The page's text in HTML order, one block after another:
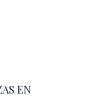
EN